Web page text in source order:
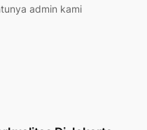
admin kami